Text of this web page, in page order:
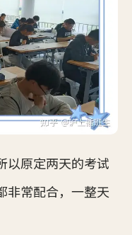
以原定两天的考试
非常配合，一整天